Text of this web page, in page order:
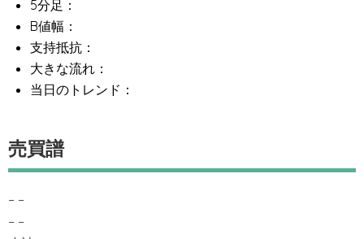
5分足：
B値幅：
支持抵抗：
大きな流れ：
当日のトレンド：
売買譜
– –
– –